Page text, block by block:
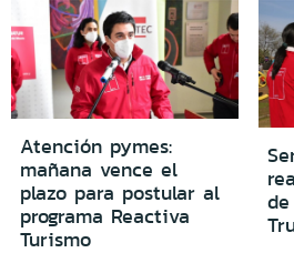
Atención pymes:
mañana vence el
plazo para postular al
programa Reactiva
Turismo